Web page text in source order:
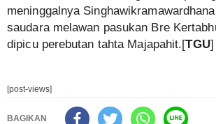
meninggalnya
saudara melawan pasukan Bre
dipicu perebutan tahta Majapahit.[TGU]
[post-views]
BAGIKAN